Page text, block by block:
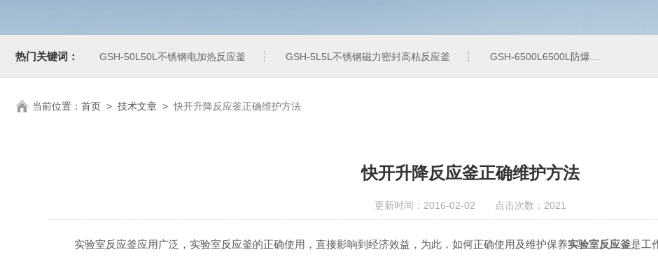
热门关键词： GSH-50L50L不锈钢电加热反应釜 GSH-5L5L不锈钢磁力密封高粘反应釜 GSH-6500L6500L防爆加氢工业反应釜
当前位置： 首页 > 技术文章 >快开升降反应釜正确维护方法
快开升降反应釜正确维护方法
更新时间：2016-02-02 点击次数：2021
实验室反应釜应用广泛，实验室反应釜的正确使用，直接影响到经济效益，为此，如何正确使用及维护保养实验室反应釜是工